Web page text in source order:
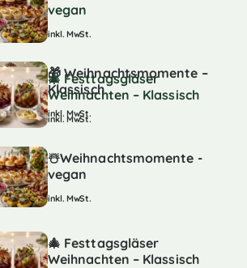
🎁 Weihnachtsmomente –
Klassisch
inkl. MwSt.
☃️Weihnachtsmomente -
vegan
inkl. MwSt.
🎄 Festtagsgläser
Weihnachten – Klassisch
vegan
inkl. MwSt.
🎄 Festtagsgläser
Weihnachten – Klassisch
inkl. MwSt.